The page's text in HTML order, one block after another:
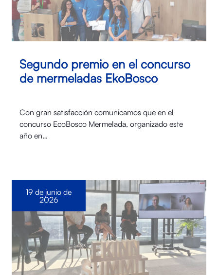
Segundo premio en el concurso
de mermeladas EkoBosco
Con gran satisfacción comunicamos que en el
concurso EcoBosco Mermelada, organizado este
año en…
19 de junio de
2026